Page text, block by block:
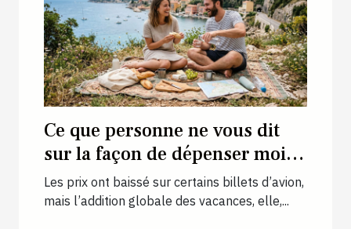
Ce que personne ne vous dit
sur la façon de dépenser moins
en vacances
Les prix ont baissé sur certains billets d’avion,
mais l’addition globale des vacances, elle,...